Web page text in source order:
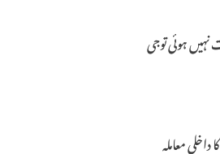
نہیں ہوئی توجی